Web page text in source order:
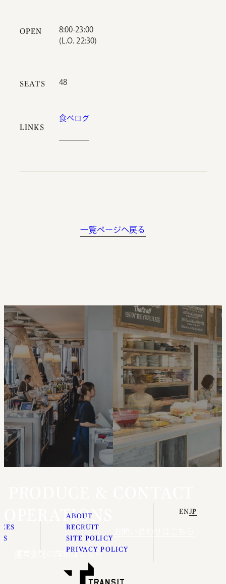
OPEN
8:00-23:00
(L.O. 22:30)
SEATS 48
LINKS
食べログ
一覧ページへ戻る
OPERATIONS
運営委託の詳細はこちら
ABOUT
RECRUIT
SITE POLICY
PRIVACY POLICY
ENJP